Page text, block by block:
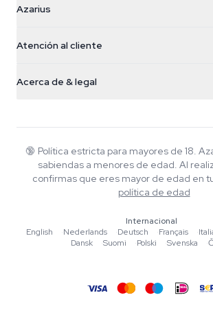
Galvaniweg 11
Nederland
+31(0)204897914
Azarius
Smokeshop
Atención al cliente
Política de devolución
Preguntas frecuentes
Política de privacidad
Acerca de & legal
Wiki
Blog
Música
Herramientas y Calculadoras
🔞 Política estricta para mayores de 18.
sabiendas a menores de edad. Al
confirmas que eres mayor de edad en
política de edad
Internacional
English
·Nederlands ·Deutsch ·Français ·
Dansk
·Suomi ·Polski ·Svenska ·